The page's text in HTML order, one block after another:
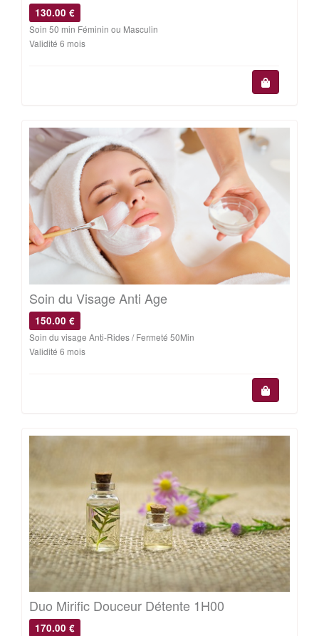
130.00 €
Soin 50 min Féminin ou Masculin
Validité 6 mois
Soin du Visage Anti Age
150.00 €
Soin du visage Anti-Rides / Fermeté 50Min
Validité 6 mois
Duo Mirific Douceur Détente 1H00
170.00 €